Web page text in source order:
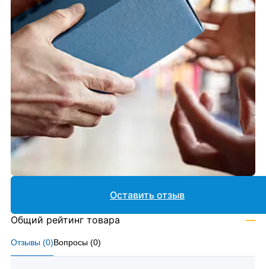
Отзывы (0)Вопросы (0)
Оставить отзыв
Общий рейтинг товара —